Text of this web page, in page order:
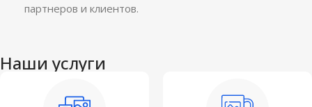
партнеров и клиентов.
Наши услуги